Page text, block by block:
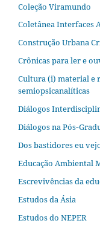
Coleção Viramundo
Coletânea Interfaces
Construção Urbana
Crônicas para ler e
Cultura (i) material e
semiopsicanalíticas
Diálogos
Diálogos na
Dos bastidores eu
Educação Ambiental
Escrevivências da
Estudos da Ásia​
Estudos do NEPER